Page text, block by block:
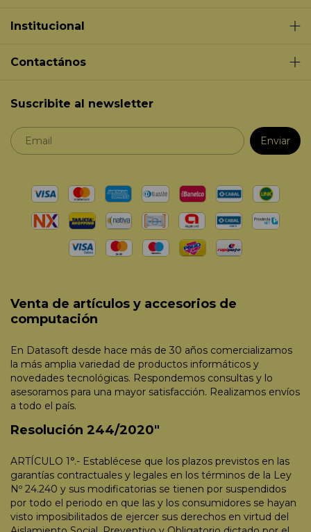
Institucional
Contactános
Suscribite al newsletter
Venta de artículos y accesorios de
computación
En Datasoft desde hace más de 30 años comercializamos
la más amplia variedad de productos informáticos y
novedades tecnológicas. Respondemos consultas y lo
asesoramos para una mayor satisfacción. Realizamos envíos
a todo el país.
Resolución 244/2020"
ARTÍCULO 1°.- Establécese que los plazos previstos en las
garantías contractuales y legales en los términos de la Ley
Nº 24.240 y sus modificatorias se tienen por suspendidos
por todo el periodo en que las y los consumidores se hayan
visto imposibilitados de ejercer sus derechos en virtud del